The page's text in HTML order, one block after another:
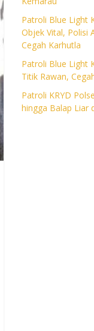
Patroli Blue Light
Objek Vital, Polisi
Cegah Karhutla
Patroli Blue Light
Titik Rawan,
Patroli KRYD
hingga Balap Liar